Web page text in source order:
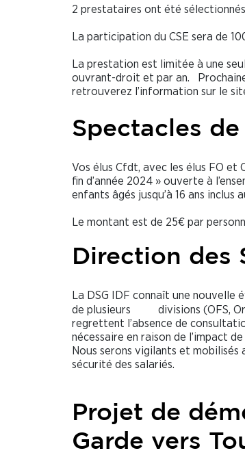
2 prestataires ont été
La participation du CSE sera de
La prestation est limitée à une
ouvrant-droit et par an.
retrouverez l’information sur le
Spectacles
Vos élus Cfdt, avec les élus FO
fin d’année 2024 » ouverte à
enfants âgés jusqu’à 16 ans inclus
Le montant est de 25€ par
Direction des
La DSG IDF connaît une
de plusieurs divisions (OFS,
regrettent l’absence de
nécessaire en raison de l’impact
Nous serons vigilants et
sécurité des salariés.
Projet de
Garde vers